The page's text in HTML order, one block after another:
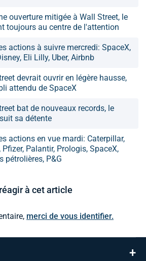
ouverture mitigée à Wall Street, le
toujours au centre de l'attention
actions à suivre mercredi: SpaceX,
Eli Lilly, Uber, Airbnb
devrait ouvrir en légère hausse,
attendu de SpaceX
bat de nouveaux records, le
sa détente
actions en vue mardi: Caterpillar,
Palantir, Prologis, SpaceX,
pétrolières, P&G
à cet article
merci de vous identifier.
+